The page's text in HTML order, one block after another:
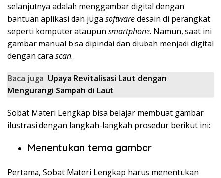
selanjutnya adalah menggambar digital dengan
bantuan aplikasi dan juga softwaredesain di perangkat
seperti komputer ataupun smartphone. Namun, saat ini
gambar manual bisa dipindai dan diubah menjadi digital
dengan cara scan.
Baca juga Upaya Revitalisasi Laut dengan
Mengurangi Sampah di Laut
Sobat Materi Lengkap bisa belajar membuat gambar
ilustrasi dengan langkah-langkah prosedur berikut ini:
Menentukan tema gambar
Pertama, Sobat Materi Lengkap harus menentukan